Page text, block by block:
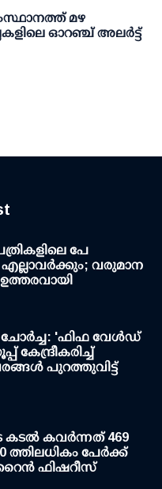
മഴ
ഓറഞ്ച് അലർട്ട്
പേ
വരുമാന
ഉത്തരവായി
ചോര്‍ച്ച: 'ഫിഫ വേള്‍ഡ്
കേന്ദ്രീകരിച്ച്
പുറത്തുവിട്ട്
കടല്‍ കവര്‍ന്നത് 469
ത്തിലധികം പേര്‍ക്ക്
ഫിഷറീസ്